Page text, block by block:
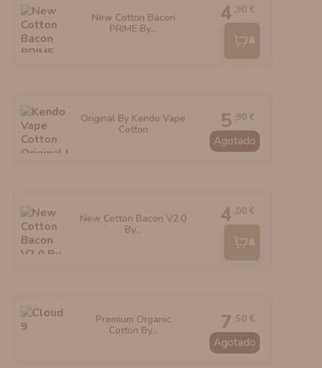
New Cotton Bacon
PRIME By...
4 ,90 €
Añadir
Original By Kendo Vape
Cotton
5 ,90 €
Agotado
New Cotton Bacon V2.0
By...
4 ,00 €
Añadir
Premium Organic
Cotton By...
7 ,50 €
Agotado